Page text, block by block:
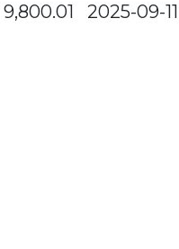
9,800.01 2025-09-11